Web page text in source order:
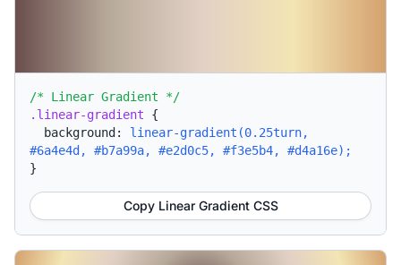
/* Linear Gradient */
.linear-gradient {
background: linear-gradient(0.25turn,
#6a4e4d, #b7a99a, #e2d0c5, #f3e5b4, #d4a16e);
}
Copy Linear Gradient CSS